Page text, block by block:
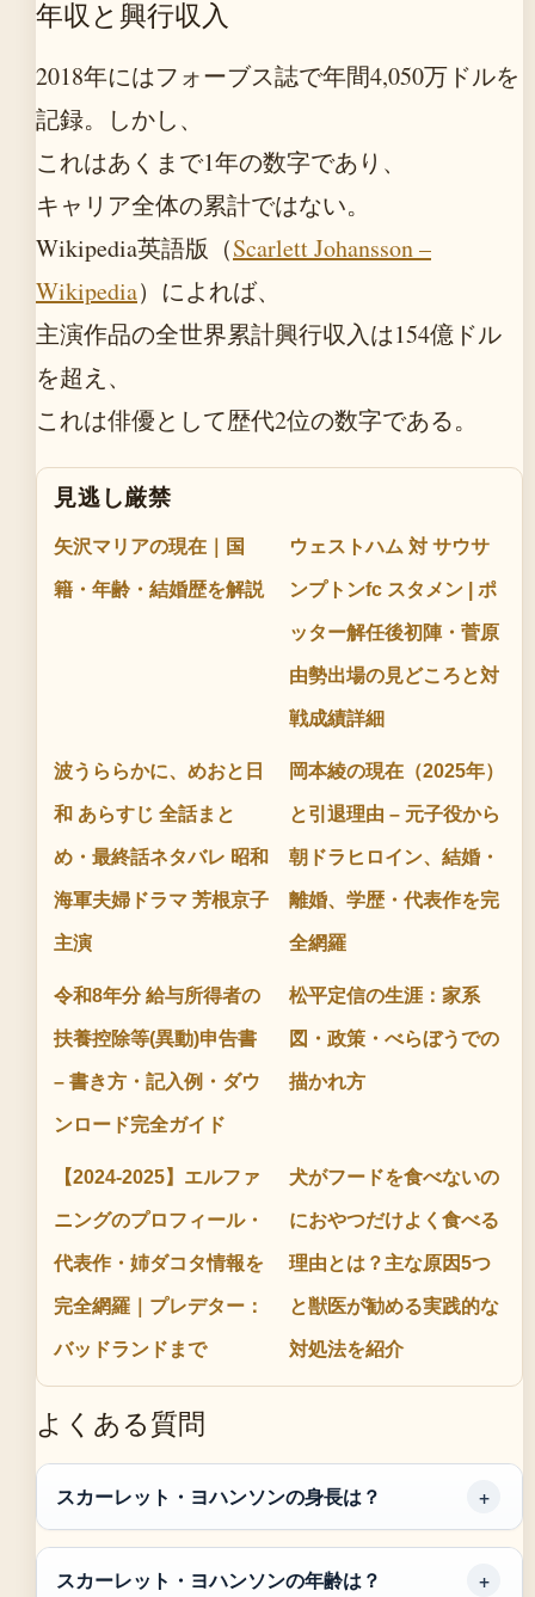
年収と興行収入
2018年にはフォーブス誌で年間4,050万ドルを
記録。しかし、
これはあくまで1年の数字であり、
キャリア全体の累計ではない。
Wikipedia英語版（Scarlett Johansson –
Wikipedia）によれば、
主演作品の全世界累計興行収入は154億ドル
を超え、
これは俳優として歴代2位の数字である。
見逃し厳禁
矢沢マリアの現在｜国
籍・年齢・結婚歴を解説
ウェストハム 対 サウサ
ンプトンfc スタメン | ポ
ッター解任後初陣・菅原
由勢出場の見どころと対
戦成績詳細
波うららかに、めおと日
和 あらすじ 全話まと
め・最終話ネタバレ 昭和
海軍夫婦ドラマ 芳根京子
主演
岡本綾の現在（2025年）
と引退理由 – 元子役から
朝ドラヒロイン、結婚・
離婚、学歴・代表作を完
全網羅
令和8年分 給与所得者の
扶養控除等(異動)申告書
– 書き方・記入例・ダウ
ンロード完全ガイド
松平定信の生涯：家系
図・政策・べらぼうでの
描かれ方
【2024-2025】エルファ
ニングのプロフィール・
代表作・姉ダコタ情報を
完全網羅｜プレデター：
バッドランドまで
犬がフードを食べないの
におやつだけよく食べる
理由とは？主な原因5つ
と獣医が勧める実践的な
対処法を紹介
よくある質問
スカーレット・ヨハンソンの身長は？
スカーレット・ヨハンソンの年齢は？